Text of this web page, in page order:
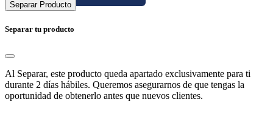
Separar Producto
Separar tu producto
Al Separar, este producto queda apartado exclusivamente para ti
durante 2 días hábiles. Queremos asegurarnos de que tengas la
oportunidad de obtenerlo antes que nuevos clientes.